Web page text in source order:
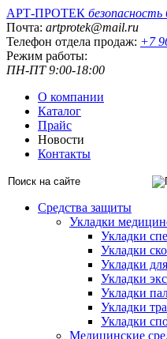
АРТ-ПРОТЕК безопасность
Почта: artprotek@mail.ru
Телефон отдела продаж: +7
Режим работы:
ПН-ПТ 9:00-18:00
О компании
Каталог
Прайс
Новости
Контакты
Средства защиты
Укладки
Укладки
Укладки
Укладки
Укладки
Укладки
Укладки
Укладки
Медицинские